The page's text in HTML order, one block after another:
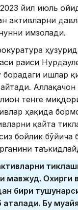
йил июль
активларни
имзолади.
раиси
борадаги ишлар
тенге
ҳақида
қайта
бойлик бўйича
мавжуд. Охирги
бири
Бу